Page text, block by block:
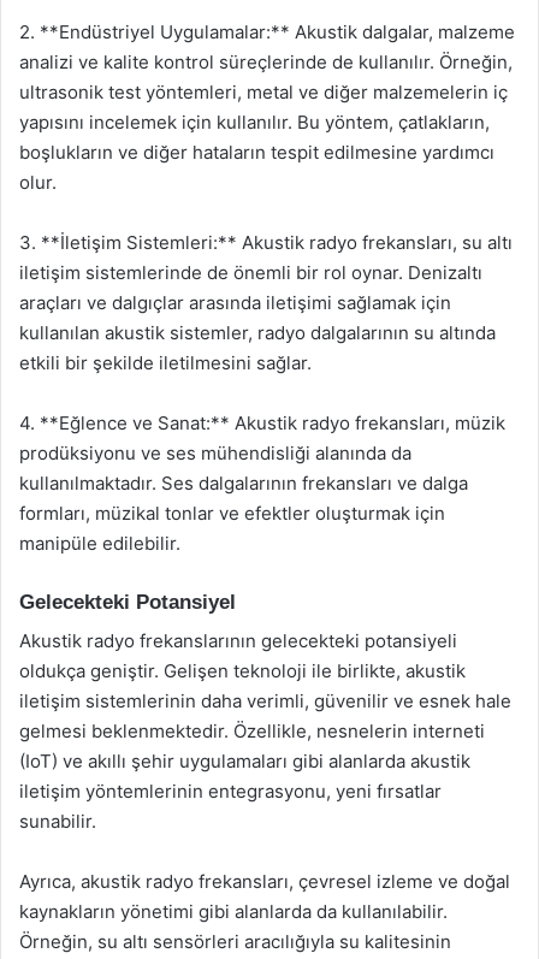
2. **Endüstriyel Uygulamalar:** Akustik dalgalar, malzeme
analizi ve kalite kontrol süreçlerinde de kullanılır. Örneğin,
ultrasonik test yöntemleri, metal ve diğer malzemelerin iç
yapısını incelemek için kullanılır. Bu yöntem, çatlakların,
boşlukların ve diğer hataların tespit edilmesine yardımcı
olur.
3. **İletişim Sistemleri:** Akustik radyo frekansları, su altı
iletişim sistemlerinde de önemli bir rol oynar. Denizaltı
araçları ve dalgıçlar arasında iletişimi sağlamak için
kullanılan akustik sistemler, radyo dalgalarının su altında
etkili bir şekilde iletilmesini sağlar.
4. **Eğlence ve Sanat:** Akustik radyo frekansları, müzik
prodüksiyonu ve ses mühendisliği alanında da
kullanılmaktadır. Ses dalgalarının frekansları ve dalga
formları, müzikal tonlar ve efektler oluşturmak için
manipüle edilebilir.
Gelecekteki Potansiyel
Akustik radyo frekanslarının gelecekteki potansiyeli
oldukça geniştir. Gelişen teknoloji ile birlikte, akustik
iletişim sistemlerinin daha verimli, güvenilir ve esnek hale
gelmesi beklenmektedir. Özellikle, nesnelerin interneti
(IoT) ve akıllı şehir uygulamaları gibi alanlarda akustik
iletişim yöntemlerinin entegrasyonu, yeni fırsatlar
sunabilir.
Ayrıca, akustik radyo frekansları, çevresel izleme ve doğal
kaynakların yönetimi gibi alanlarda da kullanılabilir.
Örneğin, su altı sensörleri aracılığıyla su kalitesinin